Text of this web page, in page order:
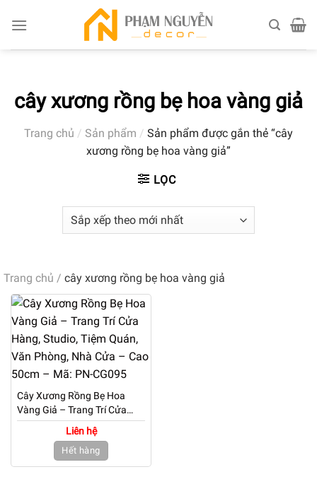
cây xương rồng bẹ hoa vàng giả
Trang chủ / Sản phẩm / Sản phẩm được gắn thẻ “cây
xương rồng bẹ hoa vàng giả”
LỌC
Trang chủ / cây xương rồng bẹ hoa vàng giả
Cây Xương Rồng Bẹ Hoa
Vàng Giả – Trang Trí Cửa
Hàng, Studio, Tiệm Quán,
Văn Phòng, Nhà Cửa – Cao
50cm – Mã: PN-CG095
Liên hệ
Hết hàng